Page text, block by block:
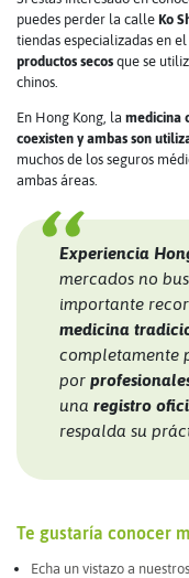
puedes perder la calle Ko
tiendas especializadas en
productos secos que se
chinos.
En Hong Kong, la medicina
coexisten y ambas son
muchos de los seguros
ambas áreas.
Experiencia
mercados no
importante
medicina
completamente
por
una registro
respalda su
Te gustaría conocer
Echa un vistazo a